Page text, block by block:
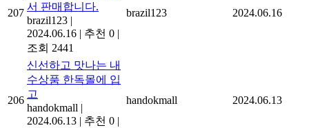
207
서 판매합니다.
brazil123 |
2024.06.16 | 추천 0 |
조회 2441
brazil123 2024.06.16
206
신선하고 맛나는 내
수상품 한독몰에 입
고
handokmall |
2024.06.13 | 추천 0 |
handokmall 2024.06.13